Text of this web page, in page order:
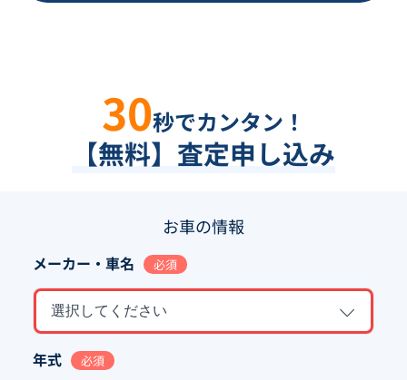
30秒でカンタン！
【無料】査定申し込み
お車の情報
メーカー・車名 必須
選択してください
年式 必須